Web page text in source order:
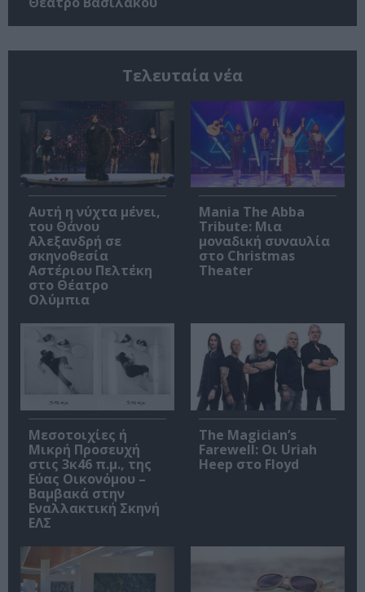
Τελευταία νέα
Αυτή η νύχτα μένει,
του Θάνου
Αλεξανδρή σε
σκηνοθεσία
Αστέριου Πελτέκη
στο Θέατρο
Ολύμπια
Mania The Abba
Tribute: Μια
μοναδική συναυλία
στο Christmas
Theater
Μεσοτοιχίες ή
Μικρή Προσευχή
στις 3κ46 π.μ., της
Εύας Οικονόμου –
Βαμβακά στην
Εναλλακτική Σκηνή
ΕΛΣ
The Magician’s
Farewell: Οι Uriah
Heep στο Floyd